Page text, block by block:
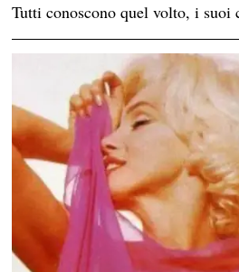
Tutti conoscono quel volto, i